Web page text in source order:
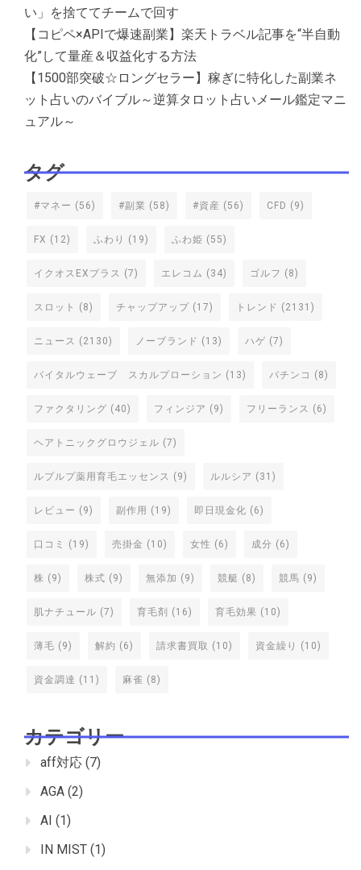
い」を捨ててチームで回す
【コピペ×APIで爆速副業】楽天トラベル記事を“半自動
化”して量産＆収益化する方法
【1500部突破☆ロングセラー】稼ぎに特化した副業ネ
ット占いのバイブル～逆算タロット占いメール鑑定マニ
ュアル～
タグ
#マネー (56) #副業 (58) #資産 (56) CFD (9)
FX (12) ふわり (19) ふわ姫 (55)
イクオスEXプラス (7) エレコム (34) ゴルフ (8)
スロット (8) チャップアップ (17) トレンド (2131)
ニュース (2130) ノーブランド (13) ハゲ (7)
バイタルウェーブ スカルプローション (13) パチンコ (8)
ファクタリング (40) フィンジア (9) フリーランス (6)
ヘアトニックグロウジェル (7)
ルプルプ薬用育毛エッセンス (9) ルルシア (31)
レビュー (9) 副作用 (19) 即日現金化 (6)
口コミ (19) 売掛金 (10) 女性 (6) 成分 (6)
株 (9) 株式 (9) 無添加 (9) 競艇 (8) 競馬 (9)
肌ナチュール (7) 育毛剤 (16) 育毛効果 (10)
薄毛 (9) 解約 (6) 請求書買取 (10) 資金繰り (10)
資金調達 (11) 麻雀 (8)
カテゴリー
aff対応 (7)
AGA (2)
AI (1)
IN MIST (1)